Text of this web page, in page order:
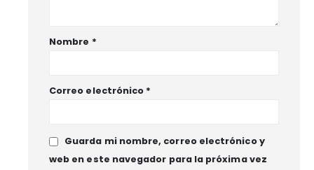
Nombre *
Correo electrónico *
Guarda mi nombre, correo electrónico y
web en este navegador para la próxima vez